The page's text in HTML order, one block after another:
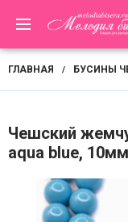
ГЛАВНАЯ / БУСИНЫ
Чешский
aqua blue,